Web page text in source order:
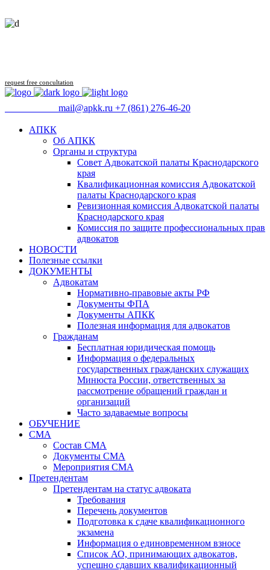
request free concultation
mail@apkk.ru +7 (861) 276-46-20
АПКК
Об АПКК
Органы и структура
Совет Адвокатской палаты Краснодарского
края
Квалификационная комиссия Адвокатской
палаты Краснодарского края
Ревизионная комиссия Адвокатской палаты
Краснодарского края
Комиссия по защите профессиональных прав
адвокатов
НОВОСТИ
Полезные ссылки
ДОКУМЕНТЫ
Адвокатам
Нормативно-правовые акты РФ
Документы ФПА
Документы АПКК
Полезная информация для адвокатов
Гражданам
Бесплатная юридическая помощь
Информация о федеральных
государственных гражданских служащих
Минюста России, ответственных за
рассмотрение обращений граждан и
организаций
Часто задаваемые вопросы
ОБУЧЕНИЕ
СМА
Состав СМА
Документы СМА
Мероприятия СМА
Претендентам
Претендентам на статус адвоката
Требования
Перечень документов
Подготовка к сдаче квалификационного
экзамена
Информация о единовременном взносе
Список АО, принимающих адвокатов,
успешно сдавших квалификационный